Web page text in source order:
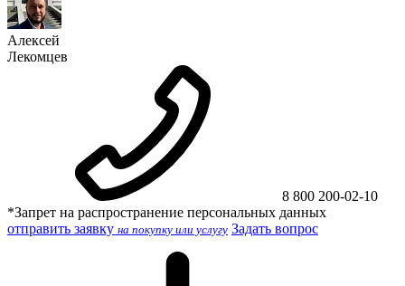
Алексей
Лекомцев
8 800 200-02-10
*Запрет на распространение персональных данных
отправить заявку на покупку или услугу Задать вопрос